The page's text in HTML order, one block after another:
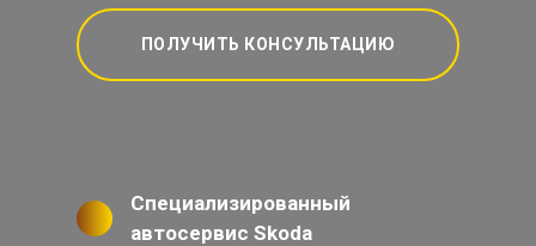
ПОЛУЧИТЬ КОНСУЛЬТАЦИЮ
Специализированный
автосервис Skoda